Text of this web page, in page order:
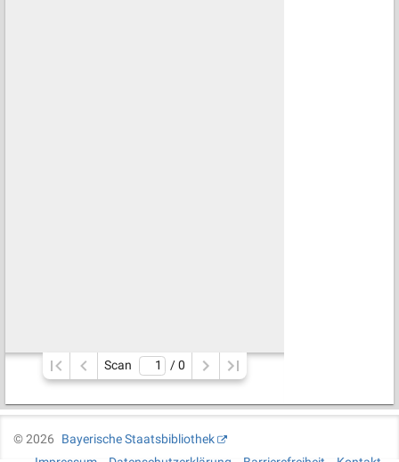
Scan / 0
©2026
Bayerische Staatsbibliothek